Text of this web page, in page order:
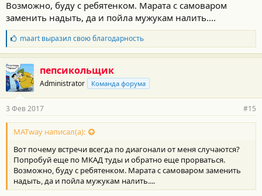
Возможно, буду с ребятенком. Марата с самоваром
заменить надыть, да и пойла мужукам налить....
Б
л
а
г
о
д
а
н
о
с
и
:
maartвыразил свою благодарность
пепсикольщик
Administrator Команда форума
3 Фев 2017 #15
MATway написал(а):
Вот почему встречи всегда по диагонали от меня случаются?
Попробуй еще по МКАД туды и обратно еще прорваться.
Возможно, буду с ребятенком. Марата с самоваром заменить
надыть, да и пойла мужукам налить....